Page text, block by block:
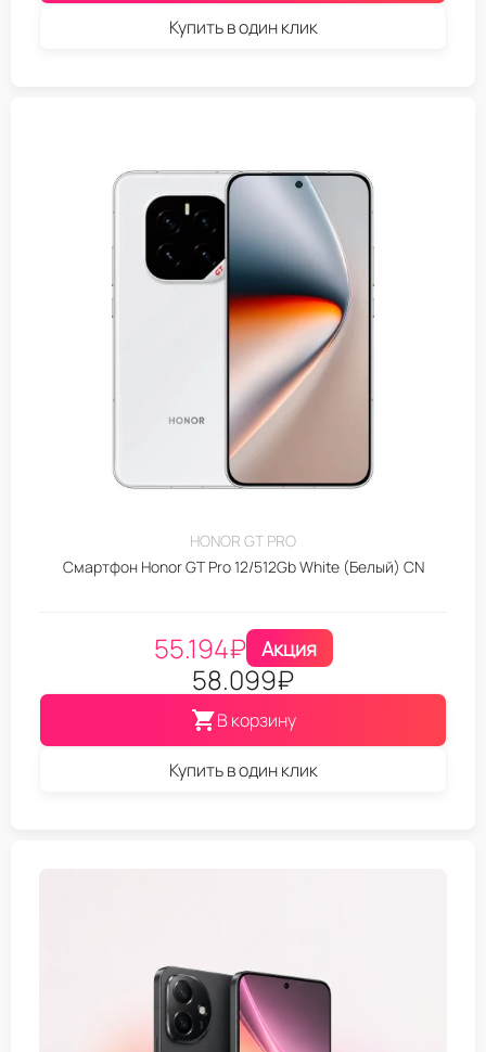
Купить в один клик
HONOR GT PRO
Смартфон Honor GT Pro 12/512Gb White (Белый) CN
55.194₽ Акция
58.099₽
В корзину
Купить в один клик